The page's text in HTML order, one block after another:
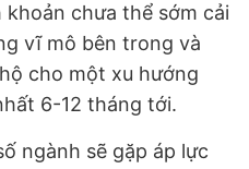
chưa thể sớm cải
vĩ mô bên trong và
cho một xu hướng
6-12 tháng tới.
ngành sẽ gặp áp lực